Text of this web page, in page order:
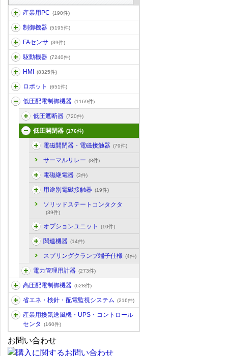
産業用PC (190件)
制御機器 (5195件)
FAセンサ (39件)
駆動機器 (7240件)
HMI (8325件)
ロボット (651件)
低圧配電制御機器 (1169件)
低圧遮断器 (720件)
低圧開閉器 (176件)
電磁開閉器・電磁接触器 (79件)
サーマルリレー (8件)
電磁継電器 (3件)
用途別電磁接触器 (19件)
ソリッドステートコンタクタ
(39件)
オプションユニット (10件)
関連機器 (14件)
スプリングクランプ端子仕様 (4件)
電力管理用計器 (273件)
高圧配電制御機器 (628件)
省エネ・検針・配電監視システム (216件)
産業用換気送風機・UPS・コントロール
センタ
(160件)
お問い合わせ